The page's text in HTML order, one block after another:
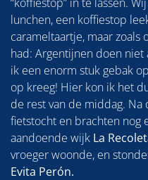
lunchen, een koffiestop
carameltaartje, maar zoals
had: Argentijnen doen
ik een enorm stuk gebak
op kreeg! Hier kon ik het
de rest van de middag. Na
fietstocht en brachten nog
aandoende wijk La
vroeger woonde, en
Evita Perón.